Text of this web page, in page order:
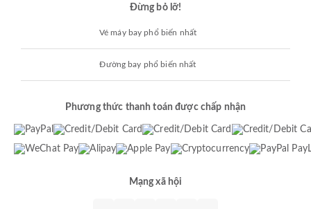
Đừng bỏ lỡ!
Vé máy bay phổ biến nhất
Đường bay phổ biến nhất
Phương thức thanh toán được chấp nhận
Mạng xã hội